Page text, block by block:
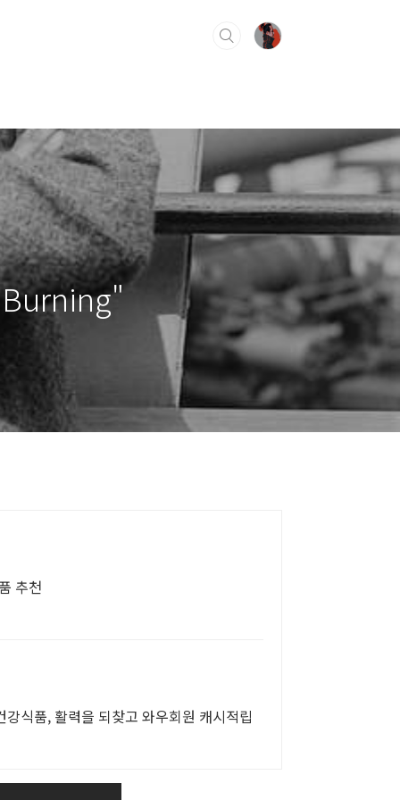
품 추천
식품, 활력을 되찾고 와우회원 캐시적립